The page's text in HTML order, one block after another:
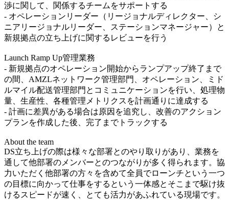
渉に関して、関係するチームをサポートする
- オペレーションリーダー（リージョナルディレクター、シ
ニアリージョナルリーダー、ステーションマネージャー）と
新規拠点の立ち上げに関するレビューを行う
Launch Ramp Up管理業務
- 新規拠点のオペレーション開始からランプアップ終了まで
の間、AMZLネットワーク管理部門、オペレーション、ミド
ルマイル配送管理部門とコミュニケーションを行い、処理物
量、生産性、各種管理メトリクスを計画通りに達成する
- 計画に差異がある場合は原因を追究し、改善のアクション
プランを作成した後、完了までトラックする
About the team
DS立ち上げの際は様々な部署とのやり取りがあり、業務を
通して他部署のメンバーとのつながりが多く得られます。協
力いただく他部署の方々を含めて全員でローンチという一つ
の目標に向かって仕事をするという一体感とそこまで駆け抜
けるスピードが速く、とても活力があふれている現場です。